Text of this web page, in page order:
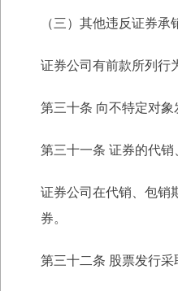
（三）其他违反证券承
证券公司有前款所列行
第三十条 向不特定对
第三十一条 证券的代
证券公司在代销、包销
券。
第三十二条 股票发行